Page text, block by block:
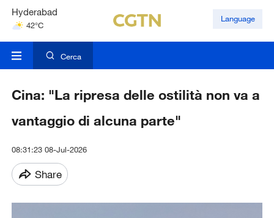
Hyderabad
42°C
Mumbai
Language
Cerca
Cina: "La ripresa delle ostilità non va a
vantaggio di alcuna parte"
08:31:23 08-Jul-2026
Share